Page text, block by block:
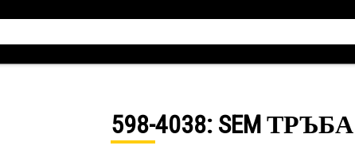
598-4038: SEM ТРЪБА